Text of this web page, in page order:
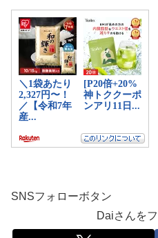
SNSフォローボタン
Daiさんを